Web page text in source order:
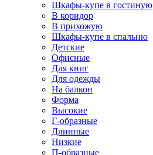
Шкафы-купе в гостиную
В коридор
В прихожую
Шкафы-купе в спальню
Детские
Офисные
Для книг
Для одежды
На балкон
Форма
Высокие
Г-образные
Длинные
Низкие
П-образные